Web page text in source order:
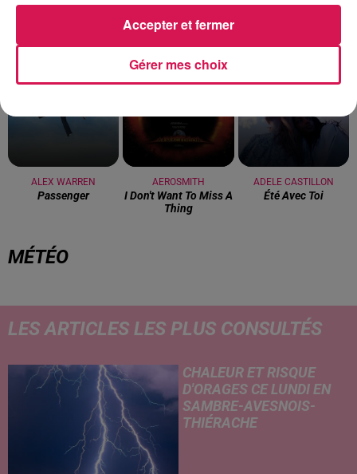
TITRES DIFFUSÉS
17h13
17h13
ALEX WARREN
Passenger
17h04
17h04
AEROSMITH
I Don't Want To Miss A
Thing
17h01
17h01
ADELE CASTILLON
Été Avec Toi
MÉTÉO
LES ARTICLES LES PLUS CONSULTÉS
CHALEUR ET RISQUE
D'ORAGES CE LUNDI EN
SAMBRE-AVESNOIS-
THIÉRACHE
Gérer mes choix
Accepter et fermer